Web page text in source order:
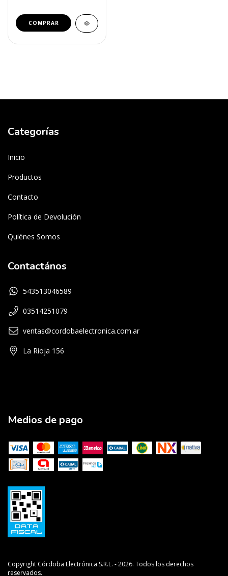
Categorías
Inicio
Productos
Contacto
Política de Devolución
Quiénes Somos
Contactános
543513046589
03514251079
ventas@cordobaelectronica.com.ar
La Rioja 156
Medios de pago
Copyright Córdoba Electrónica S.R.L. - 2026. Todos los derechos
reservados.